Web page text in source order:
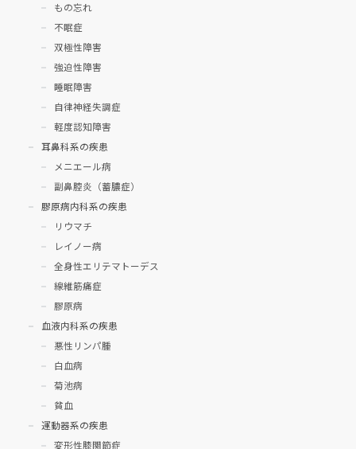
もの忘れ
不眠症
双極性障害
強迫性障害
睡眠障害
自律神経失調症
軽度認知障害
耳鼻科系の疾患
メニエール病
副鼻腔炎（蓄膿症）
膠原病内科系の疾患
リウマチ
レイノー病
全身性エリテマトーデス
線維筋痛症
膠原病
血液内科系の疾患
悪性リンパ腫
白血病
菊池病
貧血
運動器系の疾患
変形性膝関節症